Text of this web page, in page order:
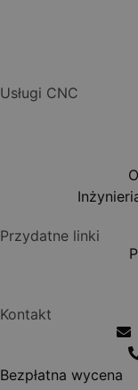
Usługi CNC
Przydatne linki
Kontakt
Bezpłatna wycena